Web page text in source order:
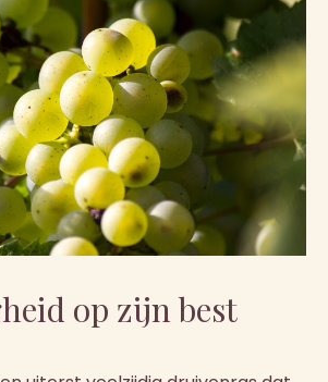
op zijn best